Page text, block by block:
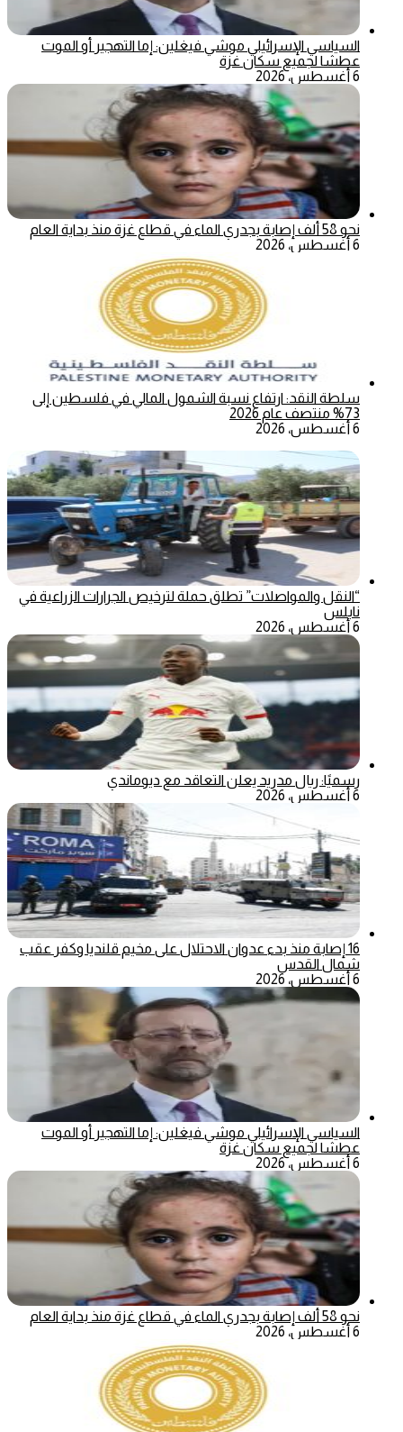
السياسي الإسرائيلي موشي فيغلين: إما التهجير أو الموت
عطشا لجميع سكان غزة
6 أغسطس، 2026
نحو 58 ألف إصابة بجدري الماء في قطاع غزة منذ بداية العام
6 أغسطس، 2026
سلطة النقد: ارتفاع نسبة الشمول المالي في فلسطين إلى
73% منتصف عام 2026
6 أغسطس، 2026
“النقل والمواصلات” تطلق حملة لترخيص الجرارات الزراعية في
نابلس
6 أغسطس، 2026
رسميًا: ريال مدريد يعلن التعاقد مع ديوماندي
6 أغسطس، 2026
16 إصابة منذ بدء عدوان الاحتلال على مخيم قلنديا وكفر عقب
شمال القدس
6 أغسطس، 2026
السياسي الإسرائيلي موشي فيغلين: إما التهجير أو الموت
عطشا لجميع سكان غزة
6 أغسطس، 2026
نحو 58 ألف إصابة بجدري الماء في قطاع غزة منذ بداية العام
6 أغسطس، 2026